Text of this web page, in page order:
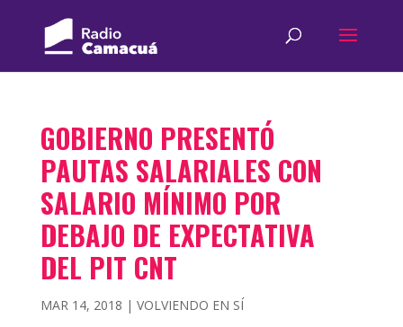
GOBIERNO PRESENTÓ
PAUTAS SALARIALES CON
SALARIO MÍNIMO POR
DEBAJO DE EXPECTATIVA
DEL PIT CNT
MAR 14, 2018 | VOLVIENDO EN SÍ